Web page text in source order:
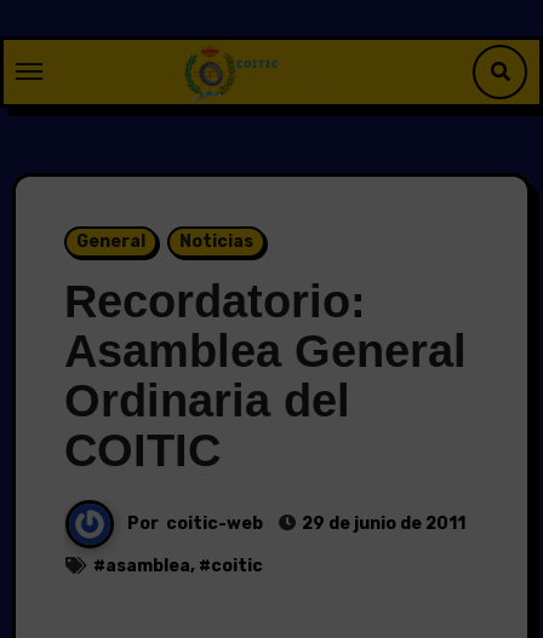
contenido
General Noticias
Recordatorio:
Asamblea General
Ordinaria del
COITIC
Por coitic-web 29 de junio de 2011
#asamblea, #coitic